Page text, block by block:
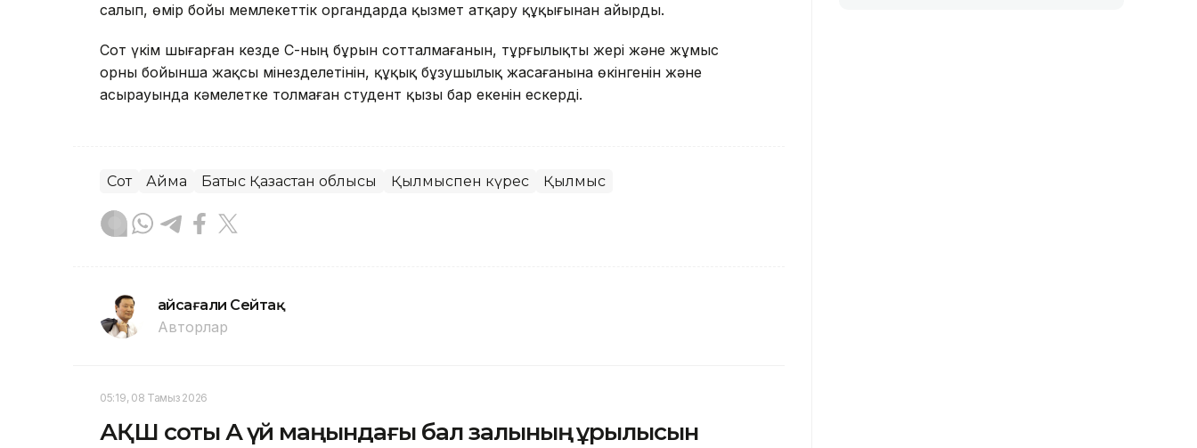
салып, өмір бойы мемлекеттік органдарда қызмет атқару құқығынан айырды.
Сот үкім шығарған кезде С-ның бұрын сотталмағанын, тұрғылықты жері және жұмыс
орны бойынша жақсы мінезделетінін, құқық бұзушылық жасағанына өкінгенін және
асырауында кәмелетке толмаған студент қызы бар екенін ескерді.
Сот Аймақ Батыс Қазақстан облысы Қылмыспен күрес Қылмыс
Ғайсағали Сейтақ
Авторлар
05:19, 08 Тамыз 2026
АҚШ соты Ақ үй маңындағы бал залының құрылысын